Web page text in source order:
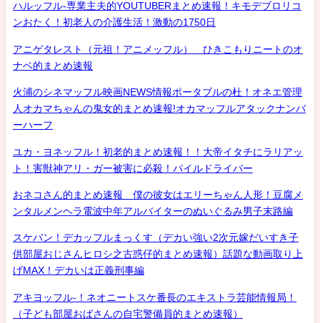
ハルッフル-専業主夫的YOUTUBERまとめ速報！キモデブロリコ
ンおたく！初老人の介護生活！激動の1750日
アニゲタレスト（元祖！アニメッフル） ひきこもりニートのオ
ナベ的まとめ速報
火浦のシネマッフル映画NEWS情報ポータブルの杜！オネエ管理
人オカマちゃんの鬼女的まとめ速報!オカマッフルアタックナンバ
ーハーフ
ユカ・ヨネッフル！初老的まとめ速報！！大帝イタチにラリアッ
ト！害獣神アリ・ガー被害に必殺！パイルドライバー
おネコさん的まとめ速報 僕の彼女はエリーちゃん人形！豆腐メ
ンタルメンヘラ電波中年アルバイターのぬいぐるみ男子末路編
スケバン！デカッフルまっくす（デカい強い2次元嫁だいすき子
供部屋おじさんヒロシ之古惑仔的まとめ速報）話題な動画取り上
げMAX！デカいは正義刑事編
アキヨッフル-！ネオニートスケ番長のエキストラ芸能情報局！
（子ども部屋おばさんの自宅警備員的まとめ速報）